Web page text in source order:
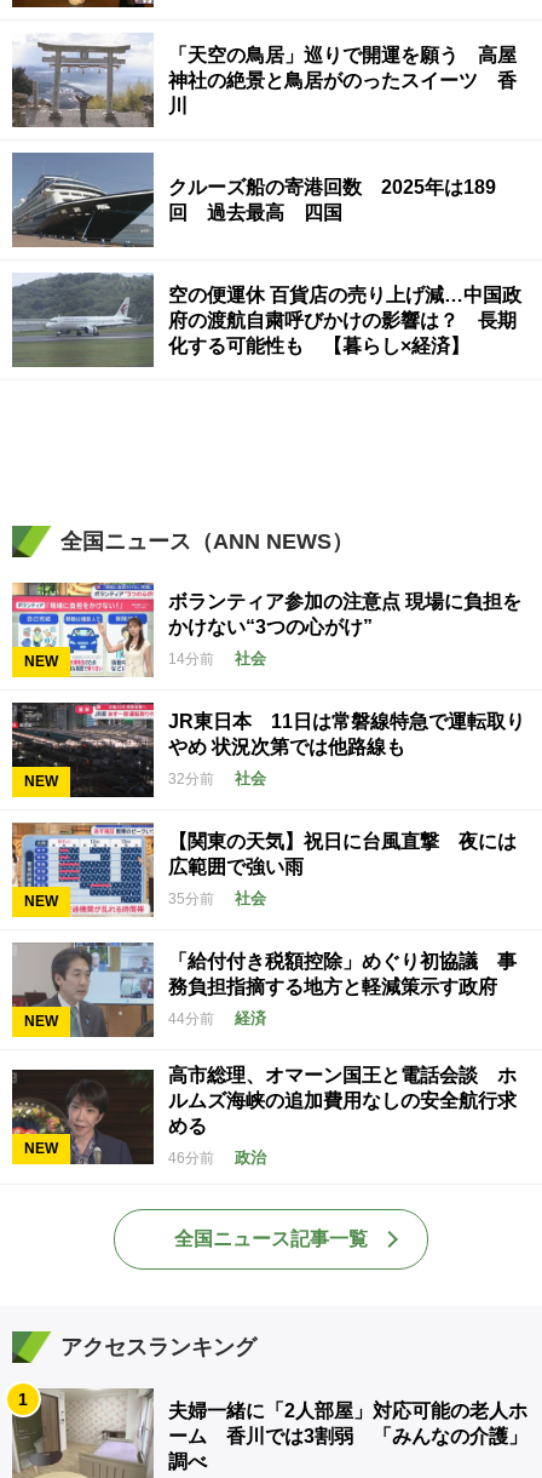
「天空の鳥居」巡りで開運を願う 高屋
神社の絶景と鳥居がのったスイーツ 香
川
クルーズ船の寄港回数 2025年は189
回 過去最高 四国
空の便運休 百貨店の売り上げ減…中国政
府の渡航自粛呼びかけの影響は？ 長期
化する可能性も 【暮らし×経済】
全国ニュース（ANN NEWS）
NEW
ボランティア参加の注意点 現場に負担を
かけない“3つの心がけ”
14分前 社会
NEW
JR東日本 11日は常磐線特急で運転取り
やめ 状況次第では他路線も
32分前 社会
NEW
【関東の天気】祝日に台風直撃 夜には
広範囲で強い雨
35分前 社会
NEW
「給付付き税額控除」めぐり初協議 事
務負担指摘する地方と軽減策示す政府
44分前 経済
NEW
高市総理、オマーン国王と電話会談 ホ
ルムズ海峡の追加費用なしの安全航行求
める
46分前 政治
全国ニュース記事一覧
アクセスランキング
1
夫婦一緒に「2人部屋」対応可能の老人ホ
ーム 香川では3割弱 「みんなの介護」
調べ